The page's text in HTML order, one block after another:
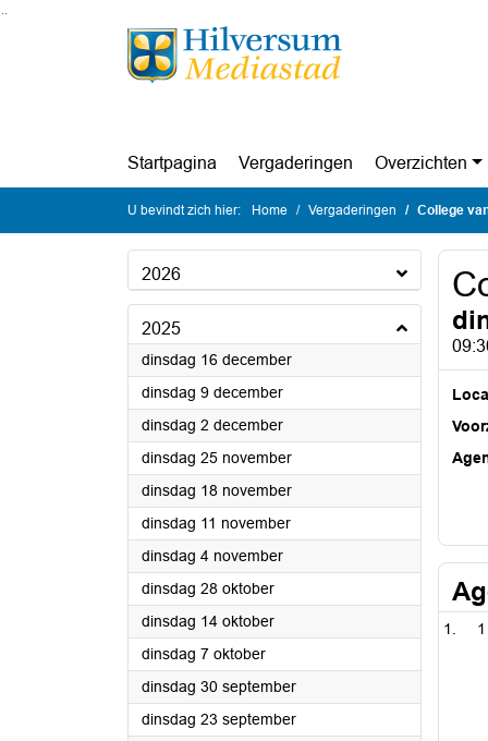
Ga naar de inhoud van deze pagina
Ga naar het zoeken
Ga naar het menu
Startpagina Vergaderingen Overzichten
U bevindt zich hier: Home Vergaderingen College
2026
2025
dinsdag 16 december2025
dinsdag 9 december2025
dinsdag 2 december2025
dinsdag 25 november2025
dinsdag 18 november2025
dinsdag 11 november2025
dinsdag 4 november2025
dinsdag 28 oktober2025
dinsdag 14 oktober2025
dinsdag 7 oktober2025
dinsdag 30 september2025
dinsdag 23 september2025
1